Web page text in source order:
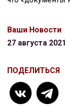
Ваши Новости
27 августа 2021
ПОДЕЛИТЬСЯ